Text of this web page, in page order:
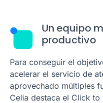
Un equipo
productivo
Para conseguir el
acelerar el servicio de
aprovechado múltiples
Celia destaca el Click